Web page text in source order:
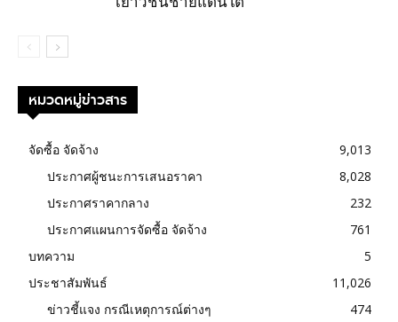
หมวดหมู่ข่าวสาร
จัดซื้อ จัดจ้าง
9,013
ประกาศผู้ชนะการเสนอราคา
8,028
ประกาศราคากลาง
232
ประกาศแผนการจัดซื้อ จัดจ้าง
761
บทความ
5
ประชาสัมพันธ์
11,026
ข่าวชี้แจง กรณีเหตุการณ์ต่างๆ
474